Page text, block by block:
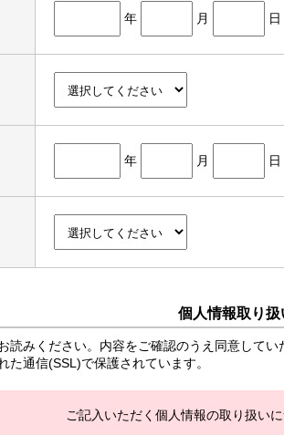
年 月 日
年 月 日
個人情報取り扱
読みください。内容をご確認のうえ同意して
通信(SSL)で保護されています。
ご記入いただく個人情報の取り扱い